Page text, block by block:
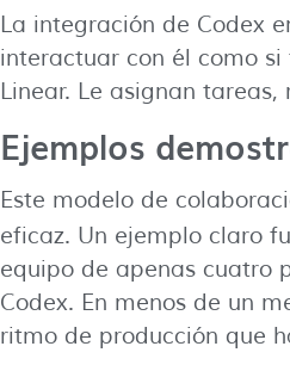
La integración de Codex
interactuar con él como
Linear. Le asignan
Ejemplos
Este modelo de
eficaz. Un ejemplo claro
equipo de apenas cuatro
Codex. En menos de un
ritmo de producción que